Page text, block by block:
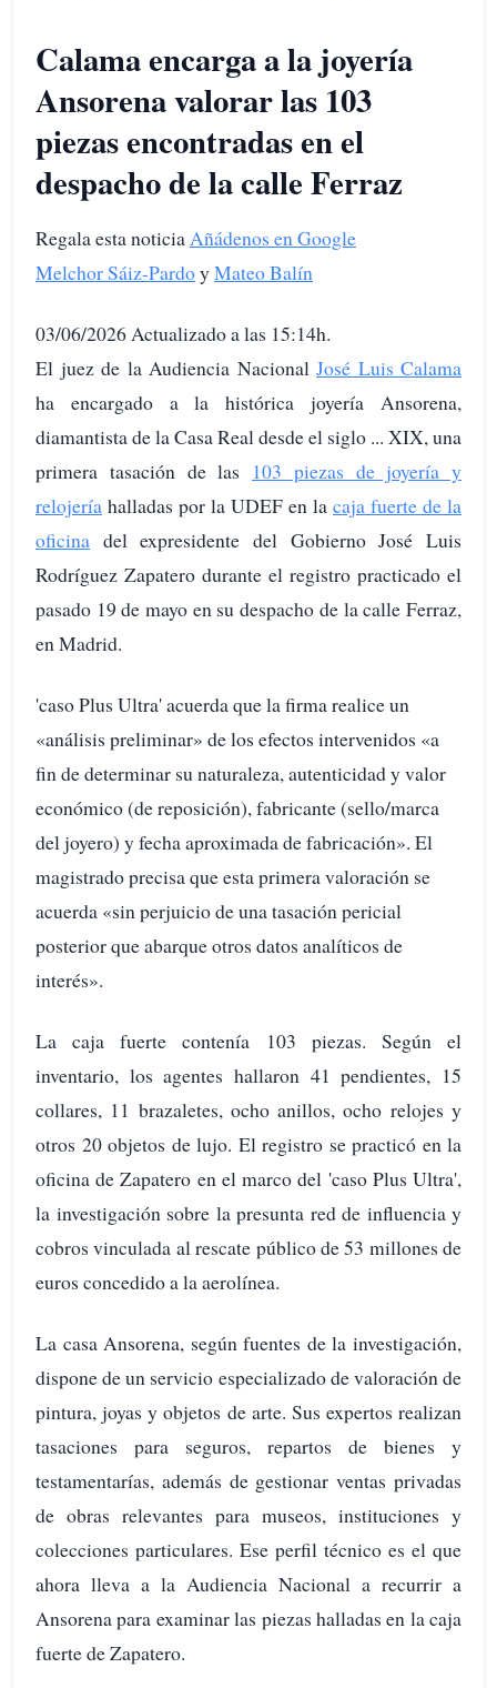
Calama encarga a la joyería
Ansorena valorar las 103
piezas encontradas en el
despacho de la calle Ferraz
Regala esta noticia Añádenos en Google
Melchor Sáiz-PardoyMateo Balín
03/06/2026 Actualizado a las 15:14h.
El juez de la Audiencia Nacional José Luis Calama
ha encargado a la histórica joyería Ansorena,
diamantista de la Casa Real desde el siglo ... XIX, una
primera tasación de las 103 piezas de joyería y
relojería halladas por la UDEF en la caja fuerte de la
oficina del expresidente del Gobierno José Luis
Rodríguez Zapatero durante el registro practicado el
pasado 19 de mayo en su despacho de la calle Ferraz,
en Madrid.
'caso Plus Ultra' acuerda que la firma realice un
«análisis preliminar» de los efectos intervenidos «a
fin de determinar su naturaleza, autenticidad y valor
económico (de reposición), fabricante (sello/marca
del joyero) y fecha aproximada de fabricación». El
magistrado precisa que esta primera valoración se
acuerda «sin perjuicio de una tasación pericial
posterior que abarque otros datos analíticos de
interés».
La caja fuerte contenía 103 piezas. Según el
inventario, los agentes hallaron 41 pendientes, 15
collares, 11 brazaletes, ocho anillos, ocho relojes y
otros 20 objetos de lujo. El registro se practicó en la
oficina de Zapatero en el marco del 'caso Plus Ultra',
la investigación sobre la presunta red de influencia y
cobros vinculada al rescate público de 53 millones de
euros concedido a la aerolínea.
La casa Ansorena, según fuentes de la investigación,
dispone de un servicio especializado de valoración de
pintura, joyas y objetos de arte. Sus expertos realizan
tasaciones para seguros, repartos de bienes y
testamentarías, además de gestionar ventas privadas
de obras relevantes para museos, instituciones y
colecciones particulares. Ese perfil técnico es el que
ahora lleva a la Audiencia Nacional a recurrir a
Ansorena para examinar las piezas halladas en la caja
fuerte de Zapatero.